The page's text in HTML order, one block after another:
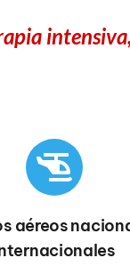
intensiva,
aéreos